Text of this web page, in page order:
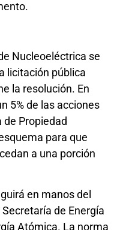
Nucleoeléctrica se
licitación pública
la resolución. En
5% de las acciones
de Propiedad
para que
a una porción
en manos del
de Energía
Atómica. La norma